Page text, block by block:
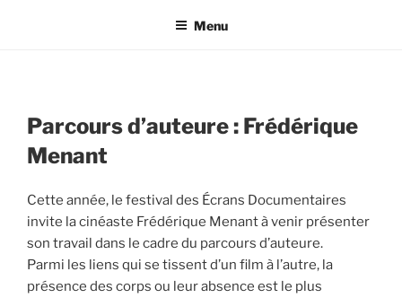
Menu
Parcours d’auteure : Frédérique
Menant
Cette année, le festival des Écrans Documentaires
invite la cinéaste Frédérique Menant à venir présenter
son travail dans le cadre du parcours d’auteure.
Parmi les liens qui se tissent d’un film à l’autre, la
présence des corps ou leur absence est le plus